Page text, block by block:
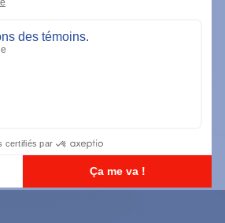
hole Mount
MHz